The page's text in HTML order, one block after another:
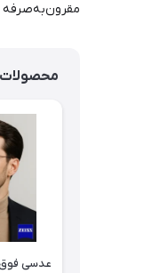
مقرون‌به‌صرفه
محصولات
عدسی فوق